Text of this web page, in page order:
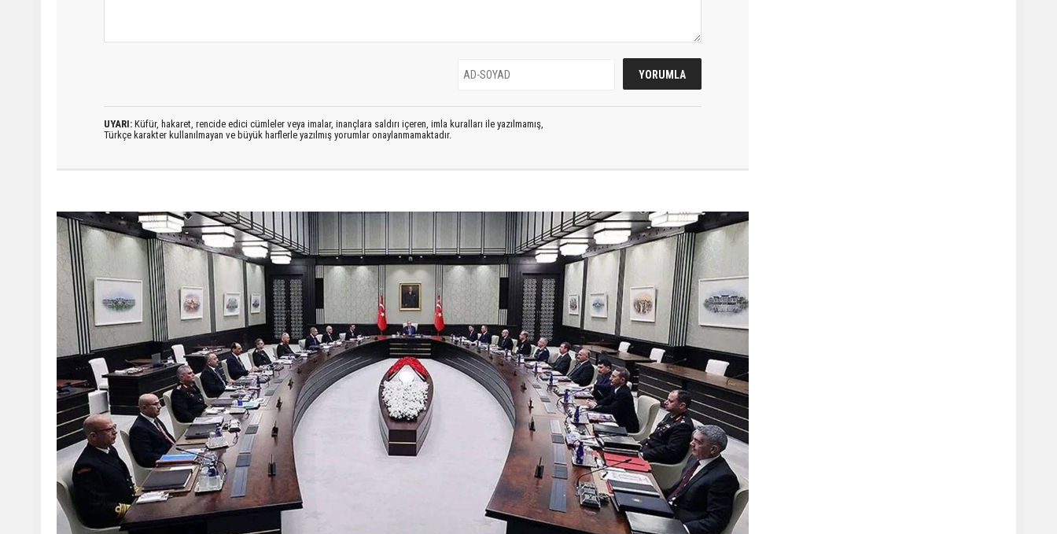
UYARI: Küfür, hakaret, rencide edici cümleler veya imalar, inançlara saldırı içeren, imla kuralları ile yazılmamış,
Türkçe karakter kullanılmayan ve büyük harflerle yazılmış yorumlar onaylanmamaktadır.